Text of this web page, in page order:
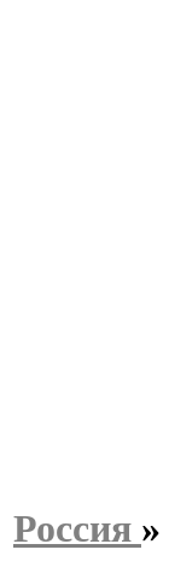
Россия »